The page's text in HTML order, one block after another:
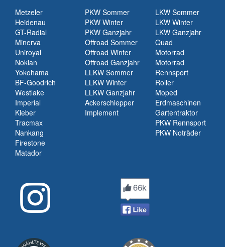
Metzeler
Heidenau
GT-Radial
Minerva
Uniroyal
Nokian
Yokohama
BF-Goodrich
Westlake
Imperial
Kleber
Tracmax
Nankang
Firestone
Matador
PKW Sommer
PKW Winter
PKW Ganzjahr
Offroad Sommer
Offroad Winter
Offroad Ganzjahr
LLKW Sommer
LLKW Winter
LLKW Ganzjahr
Ackerschlepper
Implement
LKW Sommer
LKW Winter
LKW Ganzjahr
Quad
Motorrad
Motorrad
Rennsport
Roller
Moped
Erdmaschinen
Gartentraktor
PKW Rennsport
PKW Noträder